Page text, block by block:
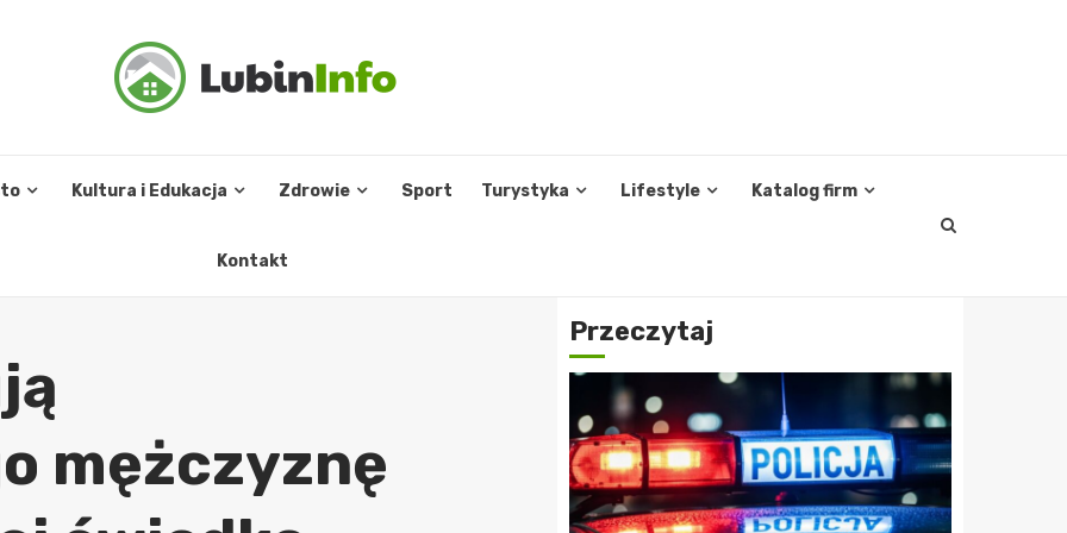
Kultura i Edukacja Zdrowie Sport Turystyka Lifestyle Katalog firm
Kontakt
mężczyznę
Przeczytaj